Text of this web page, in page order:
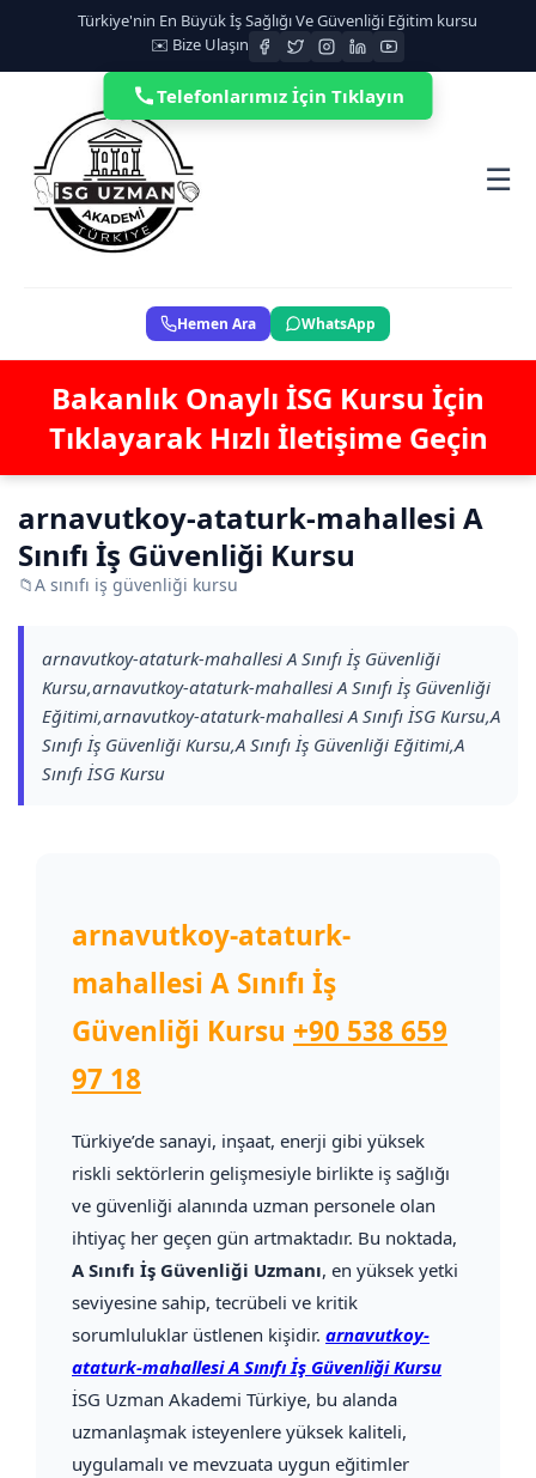
Türkiye'nin En Büyük İş Sağlığı Ve Güvenliği Eğitim kursu
✉️ Bize Ulaşın
☰
Hemen Ara WhatsApp
Bakanlık Onaylı İSG Kursu İçin
Tıklayarak Hızlı İletişime Geçin
arnavutkoy-ataturk-mahallesi A
Sınıfı İş Güvenliği Kursu
📁A sınıfı iş güvenliği kursu
arnavutkoy-ataturk-mahallesi A Sınıfı İş Güvenliği
Kursu,arnavutkoy-ataturk-mahallesi A Sınıfı İş Güvenliği
Eğitimi,arnavutkoy-ataturk-mahallesi A Sınıfı İSG Kursu,A
Sınıfı İş Güvenliği Kursu,A Sınıfı İş Güvenliği Eğitimi,A
Sınıfı İSG Kursu
arnavutkoy-ataturk-
mahallesi A Sınıfı İş
Güvenliği Kursu +90 538 659
97 18
Türkiye’de sanayi, inşaat, enerji gibi yüksek
riskli sektörlerin gelişmesiyle birlikte iş sağlığı
ve güvenliği alanında uzman personele olan
ihtiyaç her geçen gün artmaktadır. Bu noktada,
A Sınıfı İş Güvenliği Uzmanı, en yüksek yetki
seviyesine sahip, tecrübeli ve kritik
sorumluluklar üstlenen kişidir. arnavutkoy-
ataturk-mahallesi A Sınıfı İş Güvenliği Kursu
İSG Uzman Akademi Türkiye, bu alanda
uzmanlaşmak isteyenlere yüksek kaliteli,
uygulamalı ve mevzuata uygun eğitimler
Telefonlarımız İçin Tıklayın